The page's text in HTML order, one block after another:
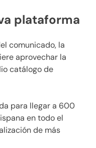
plataforma
comunicado, la
aprovechar la
catálogo de
para llegar a 600
en todo el
de más